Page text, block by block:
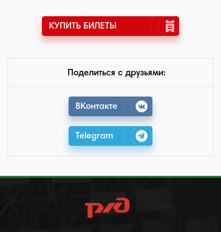
КУПИТЬ БИЛЕТЫ
Поделиться с друзьями:
ВКонтакте
Telegram